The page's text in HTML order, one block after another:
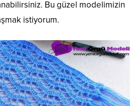
Bu güzel modelimizin
istiyorum.